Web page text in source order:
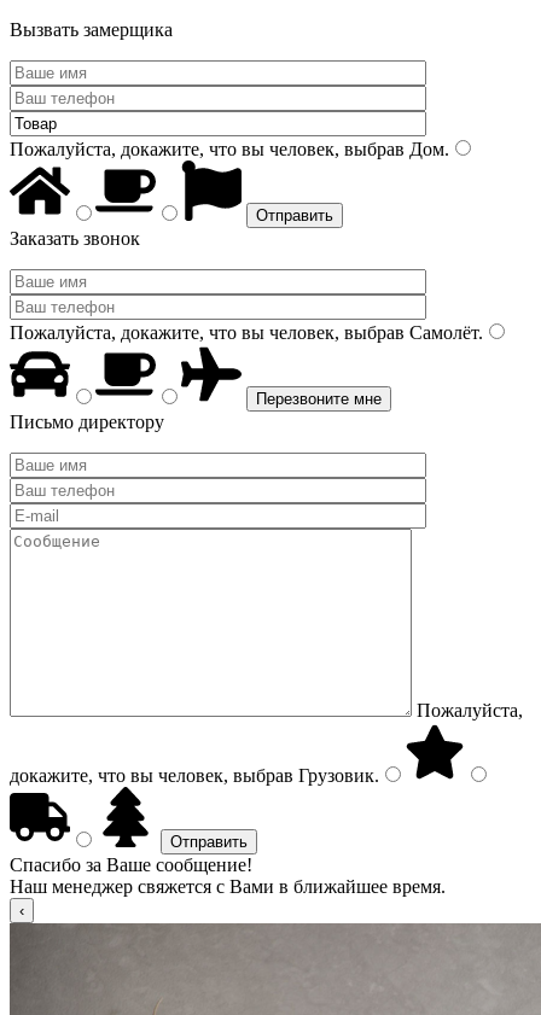
Вызвать замерщика
Пожалуйста, докажите, что вы человек, выбрав Дом.
Заказать звонок
Пожалуйста, докажите, что вы человек, выбрав Самолёт.
Письмо директору
Пожалуйста,
докажите, что вы человек, выбрав Грузовик.
Спасибо за Ваше сообщение!
Наш менеджер свяжется с Вами в ближайшее время.